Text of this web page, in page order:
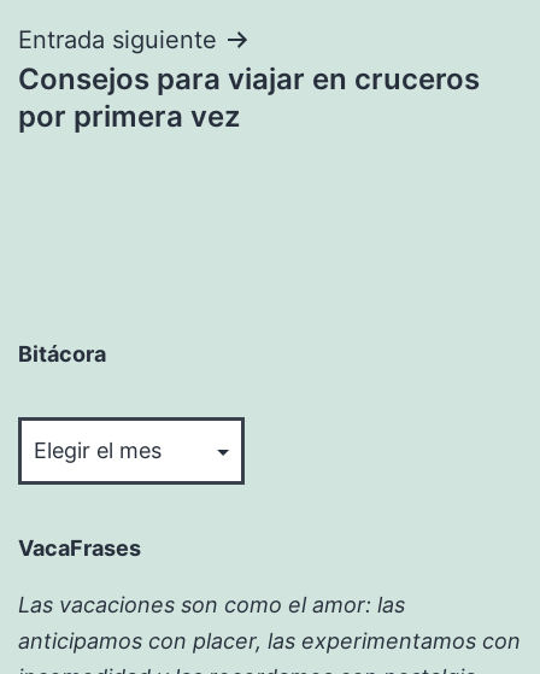
Entrada siguiente
Consejos para viajar en cruceros
por primera vez
Bitácora
VacaFrases
Las vacaciones son como el amor: las
anticipamos con placer, las experimentamos con